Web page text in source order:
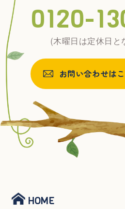
0120-
(木曜日は定休日と
お問い合わせは
HOME